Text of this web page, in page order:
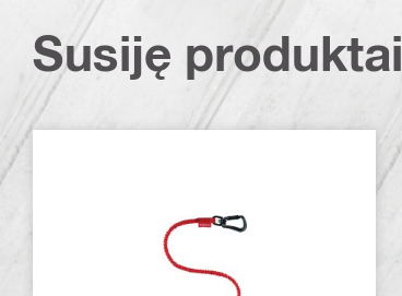
Susiję produktai